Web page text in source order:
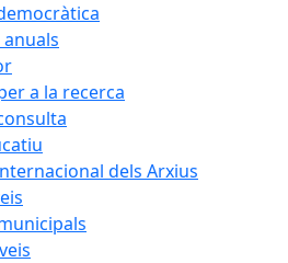
a la recerca
dels Arxius